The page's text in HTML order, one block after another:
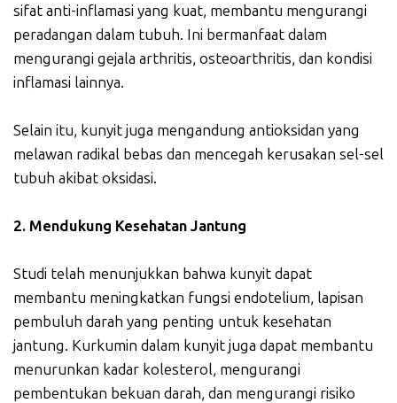
sifat anti-inflamasi yang kuat, membantu mengurangi
peradangan dalam tubuh. Ini bermanfaat dalam
mengurangi gejala arthritis, osteoarthritis, dan kondisi
inflamasi lainnya.
Selain itu, kunyit juga mengandung antioksidan yang
melawan radikal bebas dan mencegah kerusakan sel-sel
tubuh akibat oksidasi.
2. Mendukung Kesehatan Jantung
Studi telah menunjukkan bahwa kunyit dapat
membantu meningkatkan fungsi endotelium, lapisan
pembuluh darah yang penting untuk kesehatan
jantung. Kurkumin dalam kunyit juga dapat membantu
menurunkan kadar kolesterol, mengurangi
pembentukan bekuan darah, dan mengurangi risiko